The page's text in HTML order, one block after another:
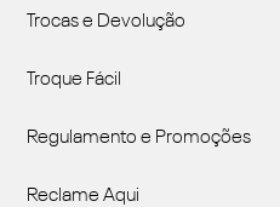
Trocas e Devolução
Troque Fácil
Regulamento e Promoções
Reclame Aqui